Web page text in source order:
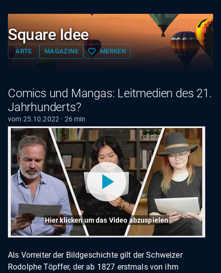
Square Idee
ARTE MAGAZINE favorite_border MERKEN
Comics und Mangas: Leitmedien des 21.
Jahrhunderts?
vom 25.10.2022 · 26 min
Hier klicken um das Video abzuspielen
Als Vorreiter der Bildgeschichte gilt der Schweizer
Rodolphe Töpffer, der ab 1827 erstmals von ihm